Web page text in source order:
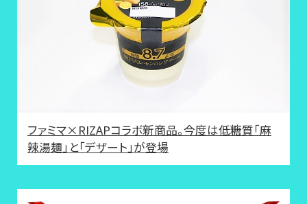
ファミマ×RIZAPコラボ新商品。今度は低糖質「麻
辣湯麺」と「デザート」が登場